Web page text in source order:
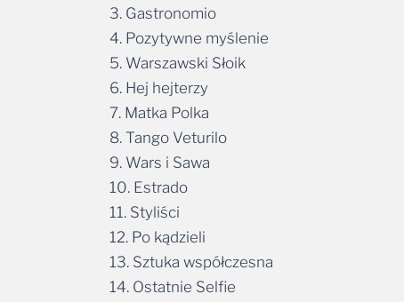
3. Gastronomio
4. Pozytywne myślenie
5. Warszawski Słoik
6. Hej hejterzy
7. Matka Polka
8. Tango Veturilo
9. Wars i Sawa
10. Estrado
11. Styliści
12. Po kądzieli
13. Sztuka współczesna
14. Ostatnie Selfie